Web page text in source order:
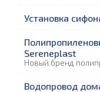
Установка
Sereneplast
Новый бренд
Водопровод